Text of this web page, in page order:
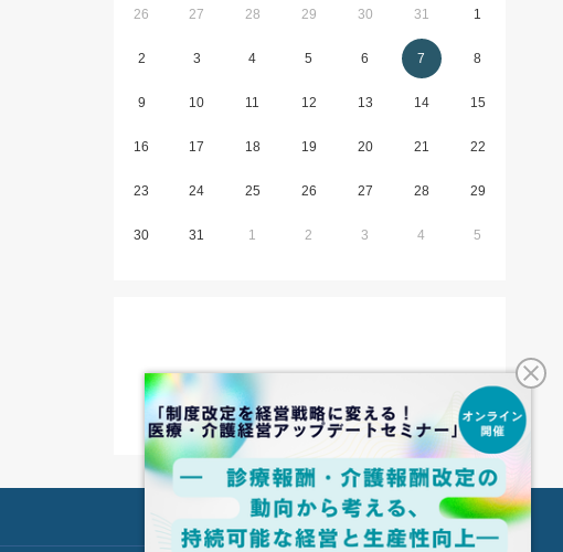
26 27 28 29 30 31 1
2 3 4 5 6 7 8
9 10 11 12 13 14 15
16 17 18 19 20 21 22
23 24 25 26 27 28 29
30 31 1 2 3 4 5